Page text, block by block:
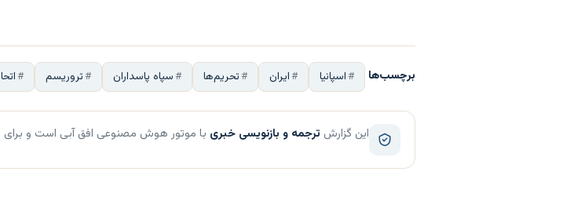
برچسب‌ها اسپانیا ایران تحریم‌ها سپاه پاسداران تروریسم
این گزارش ترجمه و بازنویسی خبری با موتور هوش مصنوعی افق آبی است و برای